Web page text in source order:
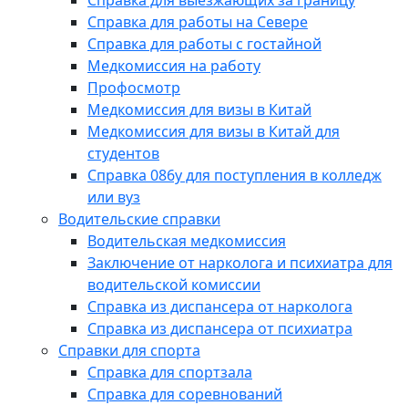
Справка для работы на Севере
Справка для работы с гостайной
Медкомиссия на работу
Профосмотр
Медкомиссия для визы в Китай
Медкомиссия для визы в Китай для
студентов
Справка 086у для поступления в колледж
или вуз
Водительские справки
Водительская медкомиссия
Заключение от нарколога и психиатра для
водительской комиссии
Справка из диспансера от нарколога
Справка из диспансера от психиатра
Справки для спорта
Справка для спортзала
Справка для соревнований